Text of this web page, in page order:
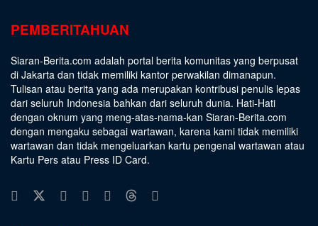
PEMBERITAHUAN
Siaran-Berita.com adalah portal berita komunitas yang berpusat
di Jakarta dan tidak memiliki kantor perwakilan dimanapun.
Tulisan atau berita yang ada merupakan kontribusi penulis lepas
dari seluruh Indonesia bahkan dari seluruh dunia. Hati-Hati
dengan oknum yang meng-atas-nama-kan Siaran-Berita.com
dengan mengaku sebagai wartawan, karena kami tidak memiliki
wartawan dan tidak mengeluarkan kartu pengenal wartawan atau
Kartu Pers atau Press ID Card.